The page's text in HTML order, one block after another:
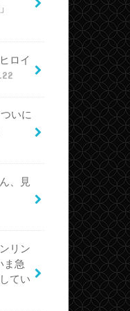
ロイ
いに
、見
リン
ま急
てい